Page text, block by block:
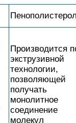
Производится
экструзивной
технологии,
позволяющей
получать
монолитное
соединение
молекул